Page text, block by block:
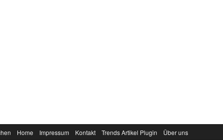
Home Impressum Kontakt Trends Artikel Plugin Über uns